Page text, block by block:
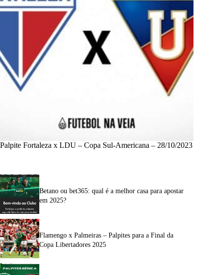
Palpite Fortaleza x LDU – Copa Sul-Americana – 28/10/2023
Betano ou bet365: qual é a melhor casa para apostar
em 2025?
Flamengo x Palmeiras – Palpites para a Final da
Copa Libertadores 2025